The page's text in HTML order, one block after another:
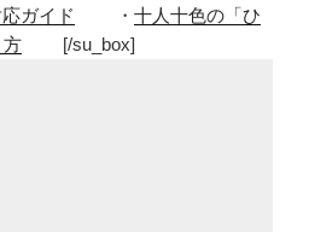
ガイド
・ 十人十色の「ひ
方 [/su_box]